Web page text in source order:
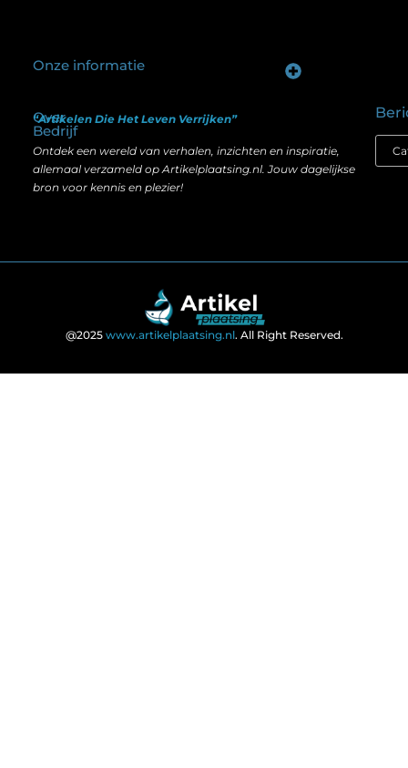
Over
Bedrijf
“Artikelen Die Het Leven Verrijken”
Ontdek een wereld van verhalen, inzichten en inspiratie,
allemaal verzameld op Artikelplaatsing.nl. Jouw dagelijkse
bron voor kennis en plezier!
Onze informatie
@2025 www.artikelplaatsing.nl. All Right Reserved.